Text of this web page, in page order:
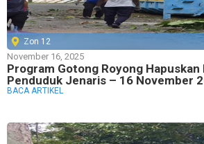
Zon 12
November 16, 2025
Program Gotong Royong
Penduduk Jenaris – 16 November
BACA ARTIKEL